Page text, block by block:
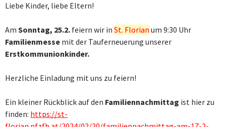
Liebe Kinder, liebe Eltern!
Am Sonntag, 25.2. feiern wir in St. Florian um 9:30 Uhr
Familienmesse mit der Tauferneuerung unserer
Erstkommunionkinder.
Herzliche Einladung mit uns zu feiern!
Ein kleiner Rückblick auf den Familiennachmittag ist hier zu
finden: https://st-